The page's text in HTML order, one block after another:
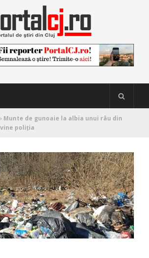
Munte de gunoaie la albia unui râu din
poliția